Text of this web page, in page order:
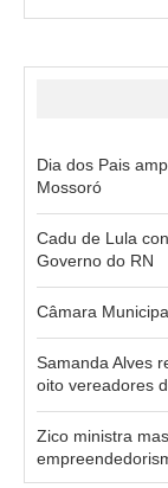
Dia dos Pais
Mossoró
Cadu de Lula
Governo do RN
Câmara
Samanda Alves
oito vereadores
Zico ministra